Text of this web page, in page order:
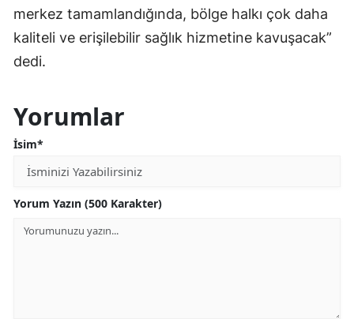
merkez tamamlandığında, bölge halkı çok daha
kaliteli ve erişilebilir sağlık hizmetine kavuşacak”
dedi.
Yorumlar
İsim*
Yorum Yazın (500 Karakter)